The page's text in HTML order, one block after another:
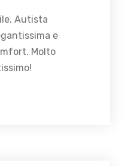
Autista
e
Molto